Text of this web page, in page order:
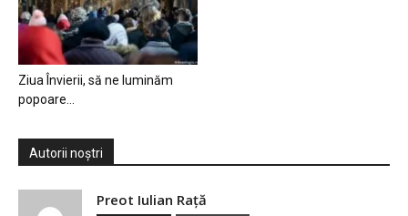
Ziua Învierii, să ne luminăm
popoare…
Autorii noștri
Preot Iulian Raţă